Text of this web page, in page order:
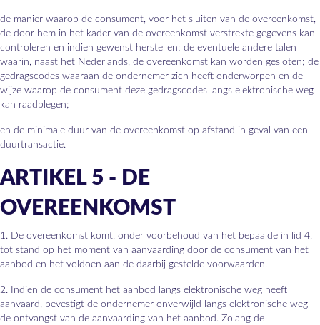
de manier waarop de consument, voor het sluiten van de overeenkomst,
de door hem in het kader van de overeenkomst verstrekte gegevens kan
controleren en indien gewenst herstellen; de eventuele andere talen
waarin, naast het Nederlands, de overeenkomst kan worden gesloten; de
gedragscodes waaraan de ondernemer zich heeft onderworpen en de
wijze waarop de consument deze gedragscodes langs elektronische weg
kan raadplegen;
en de minimale duur van de overeenkomst op afstand in geval van een
duurtransactie.
ARTIKEL 5 - DE
OVEREENKOMST
1. De overeenkomst komt, onder voorbehoud van het bepaalde in lid 4,
tot stand op het moment van aanvaarding door de consument van het
aanbod en het voldoen aan de daarbij gestelde voorwaarden.
2. Indien de consument het aanbod langs elektronische weg heeft
aanvaard, bevestigt de ondernemer onverwijld langs elektronische weg
de ontvangst van de aanvaarding van het aanbod. Zolang de